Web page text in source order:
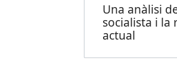
Una anàlisi
socialista i la
actual